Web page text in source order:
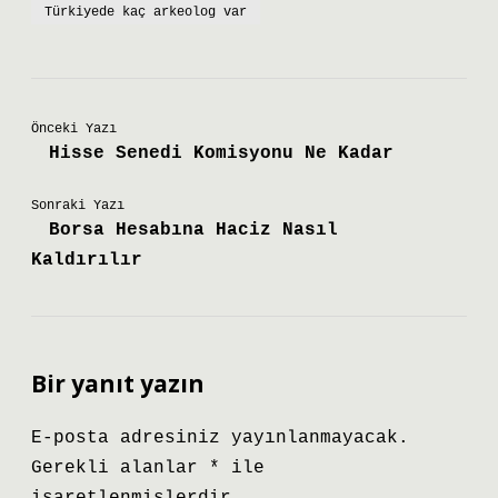
Türkiyede kaç arkeolog var
Önceki Yazı
Hisse Senedi Komisyonu Ne Kadar
Sonraki Yazı
Borsa Hesabına Haciz Nasıl
Kaldırılır
Bir yanıt yazın
E-posta adresiniz yayınlanmayacak.
Gerekli alanlar
*
ile